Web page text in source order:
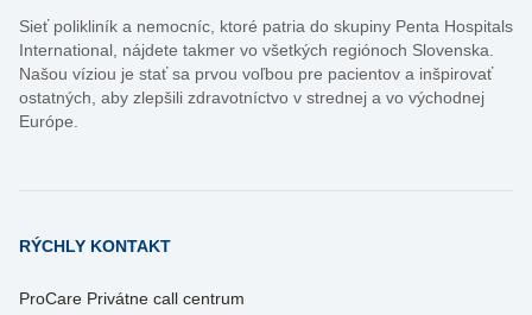
Sieť polikliník a nemocníc, ktoré patria do skupiny Penta Hospitals
International, nájdete takmer vo všetkých regiónoch Slovenska.
Našou víziou je stať sa prvou voľbou pre pacientov a inšpirovať
ostatných, aby zlepšili zdravotníctvo v strednej a vo východnej
Európe.
RÝCHLY KONTAKT
ProCare Privátne call centrum